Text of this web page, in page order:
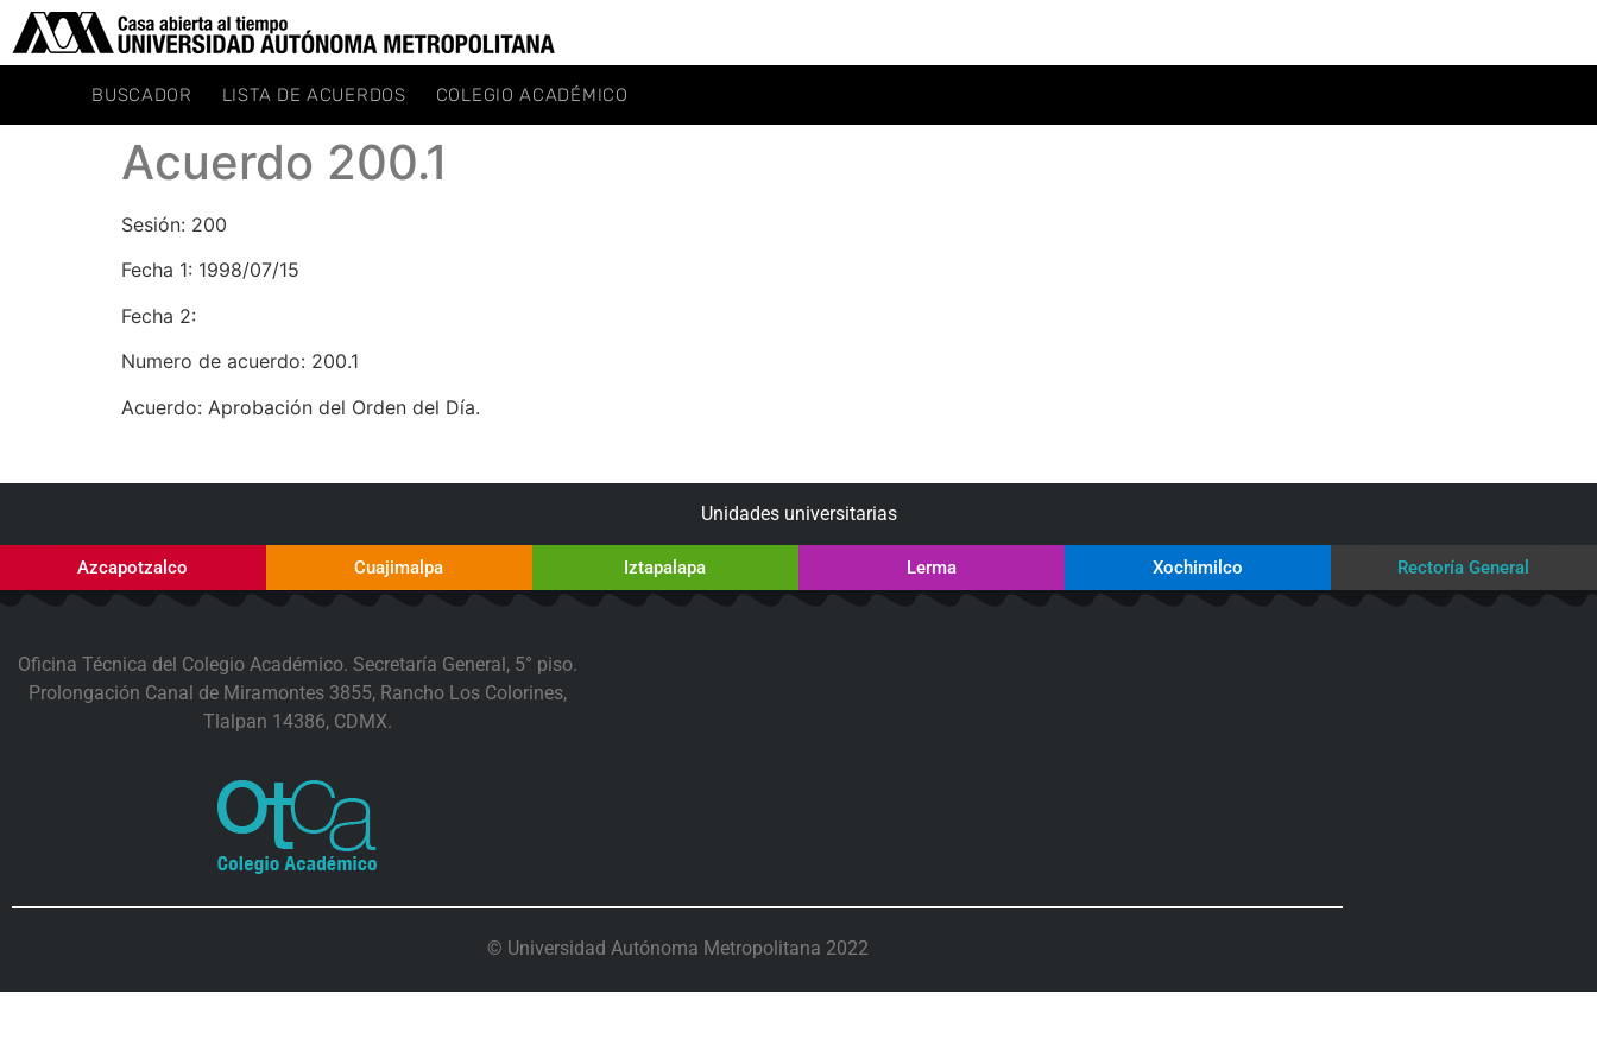
BUSCADOR LISTA DE ACUERDOS COLEGIO ACADÉMICO
Acuerdo 200.1
Sesión: 200
Fecha 1: 1998/07/15
Fecha 2:
Numero de acuerdo: 200.1
Acuerdo: Aprobación del Orden del Día.
Unidades universitarias
Azcapotzalco Cuajimalpa Iztapalapa Lerma Xochimilco Rectoría General
Oficina Técnica del Colegio Académico. Secretaría General, 5° piso.
Prolongación Canal de Miramontes 3855, Rancho Los Colorines,
Tlalpan 14386, CDMX.
© Universidad Autónoma Metropolitana 2022